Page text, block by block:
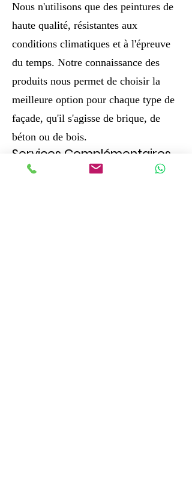
Nous n'utilisons que des peintures de
haute qualité, résistantes aux
conditions climatiques et à l'épreuve
du temps. Notre connaissance des
produits nous permet de choisir la
meilleure option pour chaque type de
façade, qu'il s'agisse de brique, de
béton ou de bois.
Services Complémentaires
Au-delà de la peinture, nous